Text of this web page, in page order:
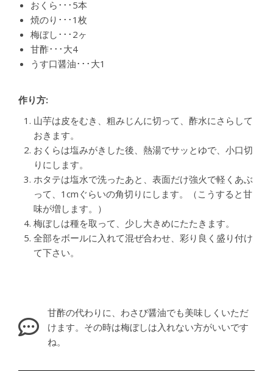
おくら･･･5本
焼のり･･･1枚
梅ぼし･･･2ヶ
甘酢･･･大4
うす口醤油･･･大1
作り方:
山芋は皮をむき、粗みじんに切って、酢水にさらして
おきます。
おくらは塩みがきした後、熱湯でサッとゆで、小口切
りにします。
ホタテは塩水で洗ったあと、表面だけ強火で軽くあぶ
って、1cmぐらいの角切りにします。（こうすると甘
味が増します。）
梅ぼしは種を取って、少し大きめにたたきます。
全部をボールに入れて混ぜ合わせ、彩り良く盛り付け
て下さい。
甘酢の代わりに、わさび醤油でも美味しくいただ
けます。その時は梅ぼしは入れない方がいいです
ね。